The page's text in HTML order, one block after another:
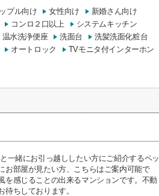
プル向け 女性向け
新婚さん向け
コンロ２口以上
システムキッチン
温水洗浄便座 洗面台
洗髪洗面化粧台
オートロック
TVモニタ付インターホン
一緒にお引っ越ししたい方にご紹介するペッ
お部屋が見たい方、こちらはご案内可能で
を感じることの出来るマンションです。不動
ちしております。